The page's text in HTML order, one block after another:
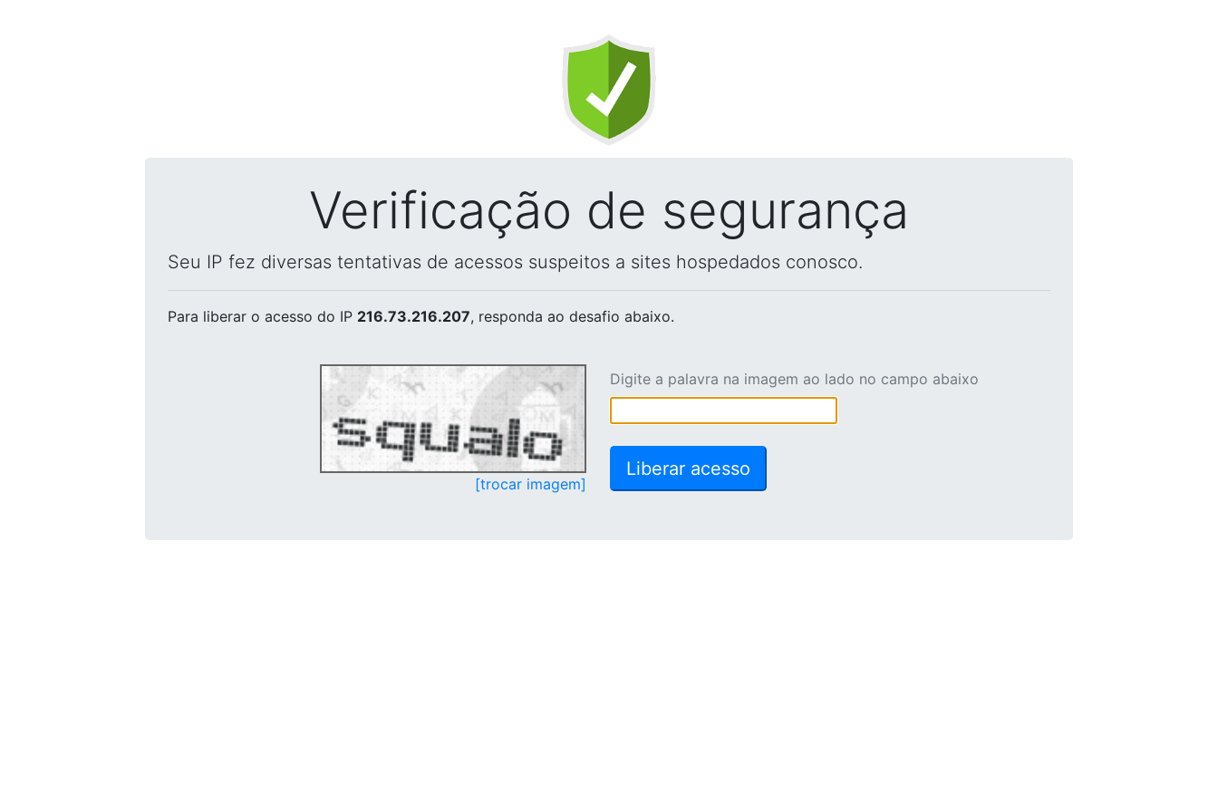
Verificação de segurança
Seu IP fez diversas tentativas de acessos suspeitos a sites hospedados conosco.
Para liberar o acesso do IP 216.73.216.207, responda ao desafio abaixo.
[trocar imagem]
Digite a palavra na imagem ao lado no campo abaixo